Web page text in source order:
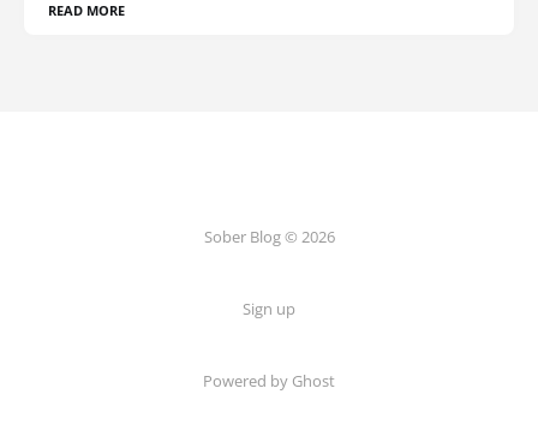
READ MORE
Sober Blog © 2026
Sign up
Powered by Ghost